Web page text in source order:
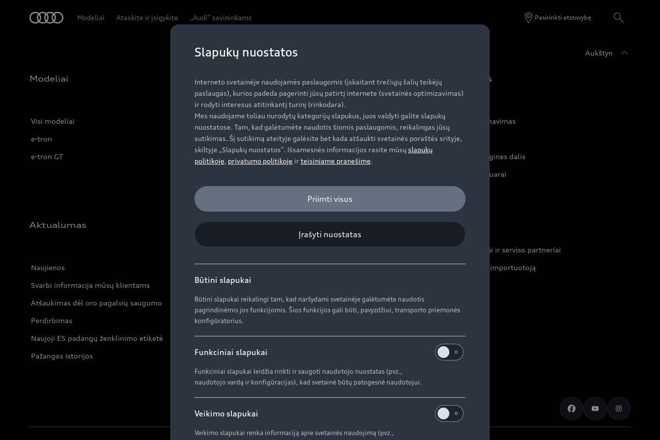
Modeliai Ataskite ir įsigykite „Audi“ savininkams Pasirinkti atstovybę
Aukštyn
Modeliai
Visi modeliai
e-tron
e-tron GT
Įsigyti Audi
Specialūs pasiūlymai
Automobiliai sandėlyje
Naudoti Audi
Audi servisas
Servisas ir aptarnavimas
Serviso akcijos
Originalias atsargines dalis
Originalūs aksesuarai
Garantijos
Aktualumas
Naujienos
Svarbi informacija mūsų klientams
Atšaukimas dėl oro pagalvių saugumo
Perdirbimas
Naujoji ES padangų ženklinimo etiketė
Pažangos istorijos
AUDI AG
Apie kompaniją (ENG)
Istorija (ENG)
Kontaktai
Prekybos atstovai ir serviso partneriai
Informacija apie importuotoją
Slapukų nuostatos
Interneto svetainėje naudojamės paslaugomis (įskaitant trečiųjų šalių teikėjų
paslaugas), kurios padeda pagerinti jūsų patirtį internete (svetainės optimizavimas)
ir rodyti interesus atitinkantį turinį (rinkodara).
Mes naudojame toliau nurodytų kategorijų slapukus, juos valdyti galite slapukų
nuostatose. Tam, kad galėtumėte naudotis šiomis paslaugomis, reikalingas jūsų
sutikimas. Šį sutikimą ateityje galėsite bet kada atšaukti svetainės poraštės srityje,
skiltyje „Slapukų nuostatos“. Išsamesnės informacijos rasite mūsų slapukų
politikoje, privatumo politikoje irteisiniame pranešime.
Priimti visus
Įrašyti nuostatas
Būtini slapukai
Būtini slapukai reikalingi tam, kad naršydami svetainėje galėtumėte naudotis
pagrindinėmis jos funkcijomis. Šios funkcijos gali būti, pavyzdžiui, transporto priemonės
konfigūratorius.
Funkciniai slapukai
Funkciniai slapukai leidžia rinkti ir saugoti naudotojo nuostatas (pvz.,
naudotojo vardą ir konfigūracijas), kad svetainė būtų patogesnė naudotojui.
Veikimo slapukai
Veikimo slapukai renka informaciją apie svetainės naudojimą (pvz.,